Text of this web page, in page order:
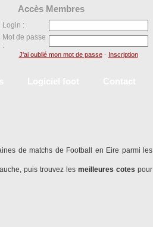
de matchs de Football en Eire parmi les
puis trouvez les meilleures cotes pour
Accès Membres
Login :
Mot de passe
:
J'ai oublié mon mot de passe- Inscription